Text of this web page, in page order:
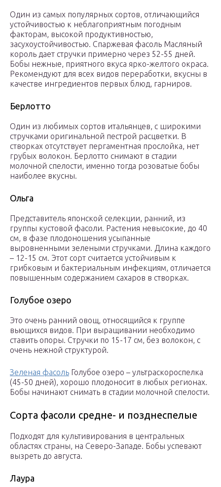
Один из самых популярных сортов, отличающийся
устойчивостью к неблагоприятным погодным
факторам, высокой продуктивностью,
засухоустойчивостью. Спаржевая фасоль Масляный
король дает стручки примерно через 52-55 дней.
Бобы нежные, приятного вкуса ярко-желтого окраса.
Рекомендуют для всех видов переработки, вкусны в
качестве ингредиентов первых блюд, гарниров.
Берлотто
Один из любимых сортов итальянцев, с широкими
стручками оригинальной пестрой расцветки. В
створках отсутствует пергаментная прослойка, нет
грубых волокон. Берлотто снимают в стадии
молочной спелости, именно тогда розоватые бобы
наиболее вкусны.
Ольга
Представитель японской селекции, ранний, из
группы кустовой фасоли. Растения невысокие, до 40
см, в фазе плодоношения усыпанные
выровненными зелеными стручками. Длина каждого
– 12-15 см. Этот сорт считается устойчивым к
грибковым и бактериальным инфекциям, отличается
повышенным содержанием сахаров в створках.
Голубое озеро
Это очень ранний овощ, относящийся к группе
вьющихся видов. При выращивании необходимо
ставить опоры. Стручки по 15-17 см, без волокон, с
очень нежной структурой.
Зеленая фасоль Голубое озеро – ультраскороспелка
(45-50 дней), хорошо плодоносит в любых регионах.
Бобы начинают снимать в стадии молочной спелости.
Сорта фасоли средне- и позднеспелые
Подходят для культивирования в центральных
областях страны, на Северо-Западе. Бобы успевают
вызреть до августа.
Лаура